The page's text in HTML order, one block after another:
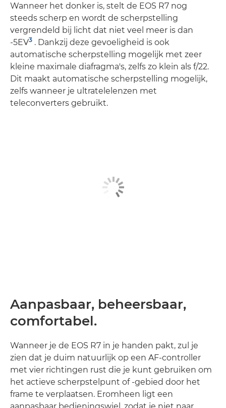
Wanneer het donker is, stelt de EOS R7 nog
steeds scherp en wordt de scherpstelling
vergrendeld bij licht dat niet veel meer is dan
-5EV3 . Dankzij deze gevoeligheid is ook
automatische scherpstelling mogelijk met zeer
kleine maximale diafragma's, zelfs zo klein als f/22.
Dit maakt automatische scherpstelling mogelijk,
zelfs wanneer je ultratelelenzen met
teleconverters gebruikt.
Aanpasbaar, beheersbaar,
comfortabel.
Wanneer je de EOS R7 in je handen pakt, zul je
zien dat je duim natuurlijk op een AF-controller
met vier richtingen rust die je kunt gebruiken om
het actieve scherpstelpunt of -gebied door het
frame te verplaatsen. Eromheen ligt een